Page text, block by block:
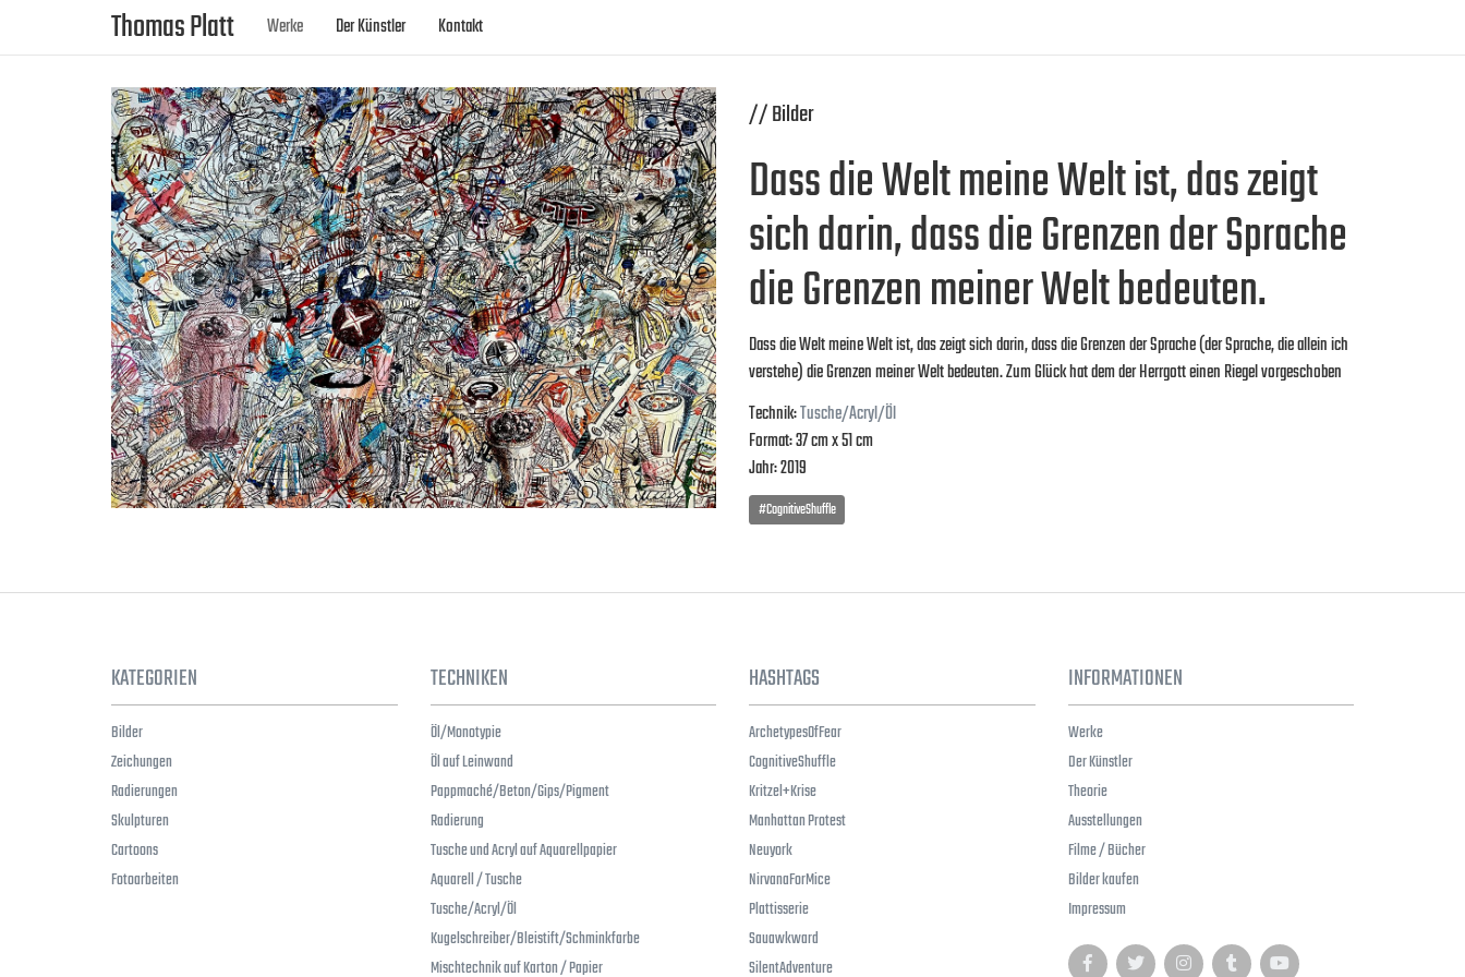
Thomas Platt Werke Der Künstler Kontakt
// Bilder
Dass die Welt meine Welt ist, das zeigt
sich darin, dass die Grenzen der Sprache
die Grenzen meiner Welt bedeuten.
Dass die Welt meine Welt ist, das zeigt sich darin, dass die Grenzen der Sprache (der Sprache, die allein ich
verstehe) die Grenzen meiner Welt bedeuten. Zum Glück hat dem der Herrgott einen Riegel vorgeschoben
Technik:Tusche/Acryl/Öl
Format: 37 cm x 51 cm
Jahr: 2019
#CognitiveShuffle
KATEGORIEN
Bilder
Zeichungen
Radierungen
Skulpturen
Cartoons
Fotoarbeiten
TECHNIKEN
Öl/Monotypie
Öl auf Leinwand
Pappmaché/Beton/Gips/Pigment
Radierung
Tusche und Acryl auf Aquarellpapier
Aquarell / Tusche
Tusche/Acryl/Öl
Kugelschreiber/Bleistift/Schminkfarbe
Mischtechnik auf Karton / Papier
HASHTAGS
ArchetypesOfFear
CognitiveShuffle
Kritzel+Krise
Manhattan Protest
Neuyork
NirvanaForMice
Plattisserie
Sauawkward
SilentAdventure
INFORMATIONEN
Werke
Der Künstler
Theorie
Ausstellungen
Filme / Bücher
Bilder kaufen
Impressum